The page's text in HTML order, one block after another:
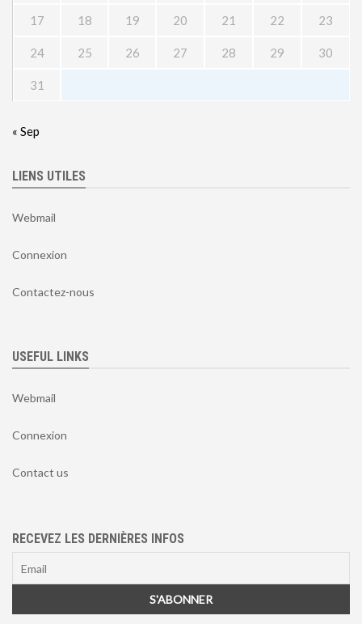
17 18 19 20 21 22 23
24 25 26 27 28 29 30
31
« Sep
LIENS UTILES
Webmail
Connexion
Contactez-nous
USEFUL LINKS
Webmail
Connexion
Contact us
RECEVEZ LES DERNIÈRES INFOS